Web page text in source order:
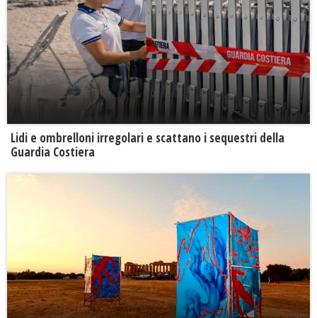
Lidi e ombrelloni irregolari e scattano i sequestri della
Guardia Costiera